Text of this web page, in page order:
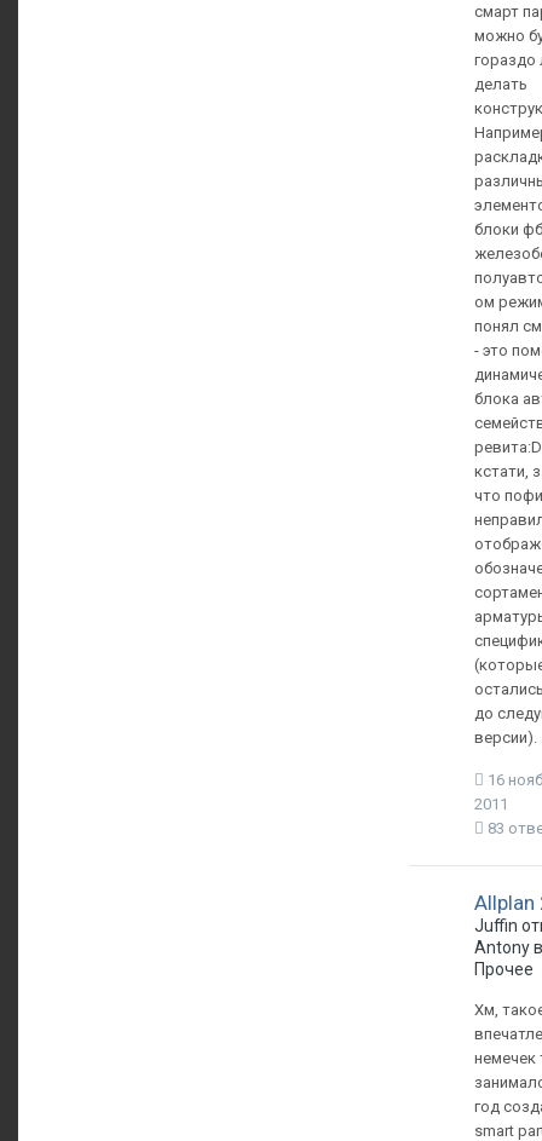
смарт
можно
гораздо
делать
блоки
ом
понял
- это
блока
кстати,
что
до
версии).
16
2011
83
Allplan
Juffin
Antony
Прочее
Хм,
немечек
год
smart